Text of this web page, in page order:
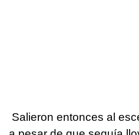
Salieron entonces al